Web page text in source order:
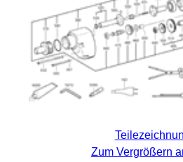
Zum Vergrößern